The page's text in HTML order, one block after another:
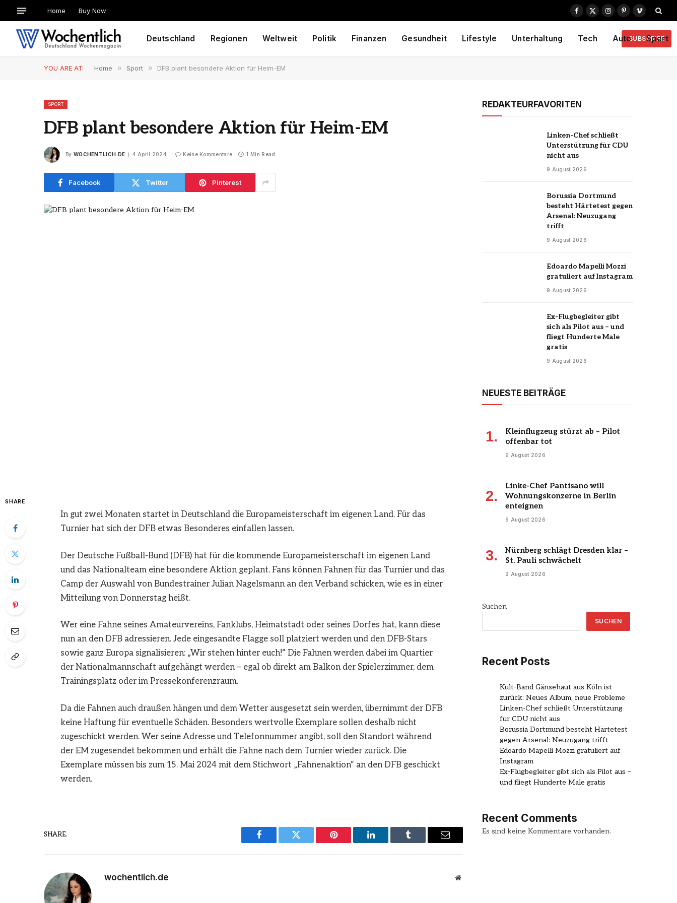
Home Buy Now
Facebook
X
Instagram
PinterestVimeo
Deutschland Regionen Weltweit Politik Finanzen Gesundheit Lifestyle Unterhaltung Tech Auto Sport
SUBSCRIBE
YOU ARE AT: Home » Sport » DFB plant besondere Aktion für Heim-EM
SPORT
DFB plant besondere Aktion für Heim-EM
By WOCHENTLICH.DE 4 April 2024 Keine Kommentare 1 Min Read
Facebook Twitter Pinterest
SHARE
In gut zwei Monaten startet in Deutschland die Europameisterschaft im eigenen Land. Für das
Turnier hat sich der DFB etwas Besonderes einfallen lassen.
Der Deutsche Fußball-Bund (DFB) hat für die kommende Europameisterschaft im eigenen Land
und das Nationalteam eine besondere Aktion geplant. Fans können Fahnen für das Turnier und das
Camp der Auswahl von Bundestrainer Julian Nagelsmann an den Verband schicken, wie es in einer
Mitteilung von Donnerstag heißt.
Wer eine Fahne seines Amateurvereins, Fanklubs, Heimatstadt oder seines Dorfes hat, kann diese
nun an den DFB adressieren. Jede eingesandte Flagge soll platziert werden und den DFB-Stars
sowie ganz Europa signalisieren: „Wir stehen hinter euch!“ Die Fahnen werden dabei im Quartier
der Nationalmannschaft aufgehängt werden – egal ob direkt am Balkon der Spielerzimmer, dem
Trainingsplatz oder im Pressekonferenzraum.
Da die Fahnen auch draußen hängen und dem Wetter ausgesetzt sein werden, übernimmt der DFB
keine Haftung für eventuelle Schäden. Besonders wertvolle Exemplare sollen deshalb nicht
zugeschickt werden. Wer seine Adresse und Telefonnummer angibt, soll den Standort während
der EM zugesendet bekommen und erhält die Fahne nach dem Turnier wieder zurück. Die
Exemplare müssen bis zum 15. Mai 2024 mit dem Stichwort „Fahnenaktion“ an den DFB geschickt
werden.
SHARE.
Facebook Twitter Pinterest LinkedIn Tumblr Email
wochentlich.de Website
REDAKTEURFAVORITEN
Linken-Chef schließt
Unterstützung für CDU
nicht aus
9 August 2026
Borussia Dortmund
besteht Härtetest gegen
Arsenal: Neuzugang
trifft
9 August 2026
Edoardo Mapelli Mozzi
gratuliert auf Instagram
9 August 2026
Ex-Flugbegleiter gibt
sich als Pilot aus – und
fliegt Hunderte Male
gratis
9 August 2026
NEUESTE BEITRÄGE
Kleinflugzeug stürzt ab – Pilot
offenbar tot
9 August 2026
Linke-Chef Pantisano will
Wohnungskonzerne in Berlin
enteignen
9 August 2026
Nürnberg schlägt Dresden klar –
St. Pauli schwächelt
9 August 2026
Suchen
SUCHEN
Recent Posts
Kult-Band Gänsehaut aus Köln ist
zurück: Neues Album, neue Probleme
Linken-Chef schließt Unterstützung
für CDU nicht aus
Borussia Dortmund besteht Härtetest
gegen Arsenal: Neuzugang trifft
Edoardo Mapelli Mozzi gratuliert auf
Instagram
Ex-Flugbegleiter gibt sich als Pilot aus –
und fliegt Hunderte Male gratis
Recent Comments
Es sind keine Kommentare vorhanden.